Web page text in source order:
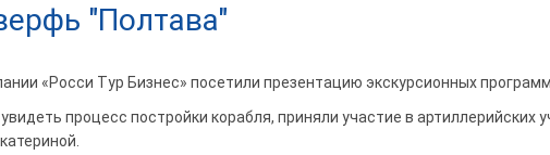
"Полтава"
«Росси Тур Бизнес» посетили презентацию экскурсионных
процесс постройки корабля, приняли участие в